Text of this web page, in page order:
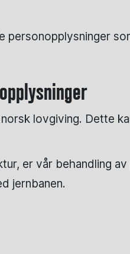
lovgiving. Dette
er vår behandling
jernbanen.